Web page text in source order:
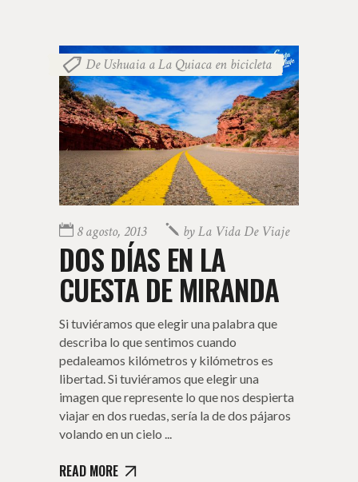
De Ushuaia a La Quiaca en bicicleta
8 agosto, 2013 byLa Vida De Viaje
DOS DÍAS EN LA
CUESTA DE MIRANDA
Si tuviéramos que elegir una palabra que
describa lo que sentimos cuando
pedaleamos kilómetros y kilómetros es
libertad. Si tuviéramos que elegir una
imagen que represente lo que nos despierta
viajar en dos ruedas, sería la de dos pájaros
volando en un cielo
READ MORE